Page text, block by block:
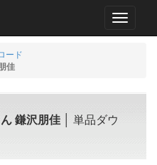
MENU
ード
佳
鎌沢朋佳 │ 単品ダウ